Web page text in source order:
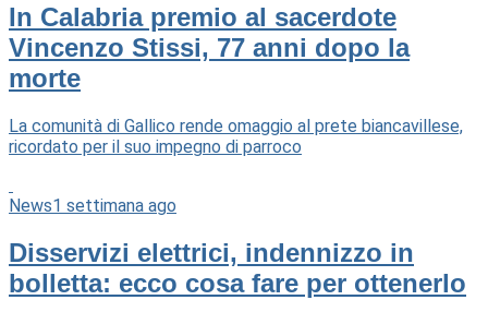
In Calabria premio al sacerdote
Vincenzo Stissi, 77 anni dopo la
morte
La comunità di Gallico rende omaggio al prete biancavillese,
ricordato per il suo impegno di parroco
News1 settimana ago
Disservizi elettrici, indennizzo in
bolletta: ecco cosa fare per ottenerlo